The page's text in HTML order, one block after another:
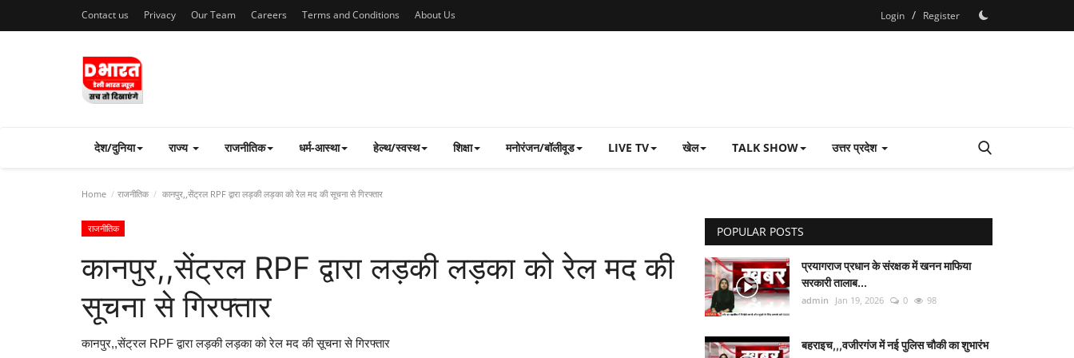
Contact us Privacy Our Team Careers Terms and Conditions About Us Login / Register
देश/दुनिया राज्य राजनीतिक धर्म-आस्था हेल्थ/स्वस्थ शिक्षा मनोरंजन/बॉलीवूड LIVE TV खेल TALK SHOW उत्तर प्रदेश
Home राजनीतिक कानपुर,,सेंट्रल RPF द्वारा लड़की लड़का को रेल मद की सूचना से गिरफ्तार
राजनीतिक
कानपुर,,सेंट्रल RPF द्वारा लड़की लड़का को रेल मद की
सूचना से गिरफ्तार
कानपुर,,सेंट्रल RPF द्वारा लड़की लड़का को रेल मद की सूचना से गिरफ्तार
POPULAR POSTS
प्रयागराज प्रधान के संरक्षक में खनन माफिया
सरकारी तालाब...
admin Jan 19, 2026 0 98
बहराइच,,,वजीरगंज में नई पुलिस चौकी का शुभारंभ